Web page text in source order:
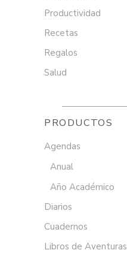
Productividad
Recetas
Regalos
Salud
PRODUCTOS
Agendas
Anual
Año Académico
Diarios
Cuadernos
Libros de Aventuras